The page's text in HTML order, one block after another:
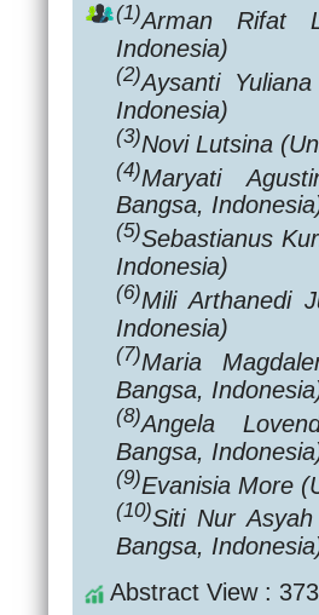
(1)Arman Rifat
Indonesia)
(2)Aysanti
Indonesia)
(3)Novi Lutsina
(4)Maryati
Bangsa,
(5)Sebastianus
Indonesia)
(6)Mili Arthanedi
Indonesia)
(7)Maria
Bangsa,
(8)Angela
Bangsa,
(9)Evanisia More
(10)Siti Nur
Bangsa,
Abstract View :